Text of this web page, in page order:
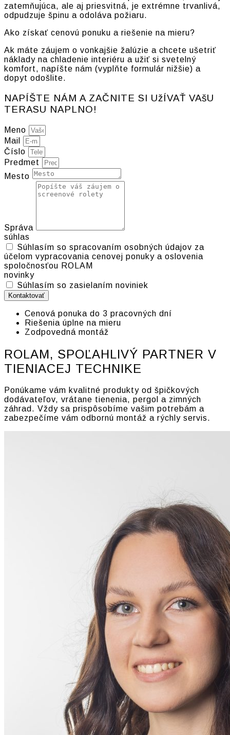
zatemňujúca, ale aj priesvitná, je extrémne trvanlivá,
odpudzuje špinu a odoláva požiaru.
Ako získať cenovú ponuku a riešenie na mieru?
Ak máte záujem o vonkajšie žalúzie a chcete ušetriť
náklady na chladenie interiéru a užiť si svetelný
komfort, napíšte nám (vyplňte formulár nižšie) a
dopyt odošlite.
NAPÍŠTE NÁM A ZAČNITE SI UžÍVAŤ VAšU
TERASU NAPLNO!
Meno
Mail
Číslo
Predmet
Mesto
Správa
súhlas
Súhlasím so spracovaním osobných údajov za
účelom vypracovania cenovej ponuky a oslovenia
spoločnosťou ROLAM
novinky
Súhlasím so zasielaním noviniek
Kontaktovať
Cenová ponuka do 3 pracovných dní
Riešenia úplne na mieru
Zodpovedná montáž
ROLAM, SPOĽAHLIVÝ PARTNER V
TIENIACEJ TECHNIKE
Ponúkame vám kvalitné produkty od špičkových
dodávateľov, vrátane tienenia, pergol a zimných
záhrad. Vždy sa prispôsobíme vašim potrebám a
zabezpečíme vám odbornú montáž a rýchly servis.